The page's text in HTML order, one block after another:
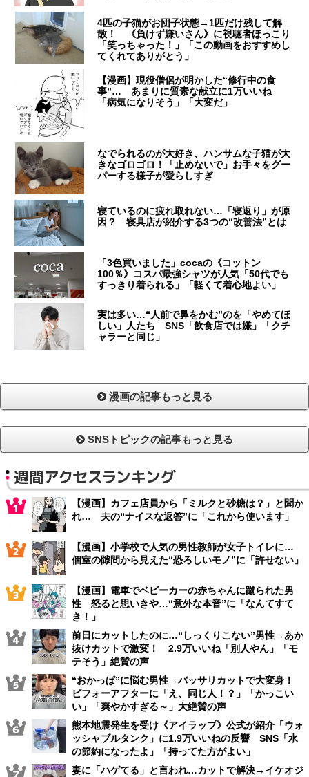
4匹の子猫がお団子状態→1匹だけ残して解
散！ 《負けず嫌いさん》に視聴者ほっこり
「笑っちゃった！」「この動画をおすすめし
てくれてありがとう」
【漫画】現役僧侶が明かした“修行中の食
事”… あまりに質素な献立に1万いいね
「病気になりそう」「大変だ」
なでられるのが大好き、ハンサムな子猫が大
きなゴロゴロ！「止めないで」お手々をグー
パーする様子が愛らしすぎ
寝ているのに疲れ取れない…「寝返り」が原
因？ 寝具店が紹介する3つの“改善法”とは
「3色買いました」cocaの《コットン
100％》コスパ最強シャツが人気「50代でも
すっきり着られる」「軽くて着心地よい」
実は多い…“人前で鼻をかむ”のを「やめてほ
しい」人たち SNS「飲食店では嫌」「クチ
ャラーと同じ」
漫画の記事もっと見る
SNSトピックの記事もっと見る
週間アクセスランキング
【漫画】カフェ店員から「ミルクと砂糖は？」と聞か
れ… 夫の“ナイスな返答”に「これから使います」
【漫画】小学校で人気の男性教師が女子トイレに…
個室の隙間から見えた“恐ろしいモノ”に「許せない」
【漫画】電車でベビーカーの赤ちゃんに蹴られた男
性 怒ると思いきや…“意外な本音”に「なんてすて
き！」
前日にカットしたのに…“しっくりこない”男性→あか
抜けカットで激変！ 2.9万いいね「別人やん」「モ
テそう」絶賛の声
“おかっぱ”に悩む男性→バッサリカットで大変身！
ビフォーアフターに「え、同じ人！？」「かっこい
い」「爽やかすぎる～」大絶賛の声
熊本地震発生を受け《アイラップ》公式が紹介「ウォ
ッシャブルタンク」に1.9万いいねの反響 SNS「水
の節約になったよ」「持ってた方がよい」
妻に「ハゲてる」と言われ…カットで解決→イケオジ